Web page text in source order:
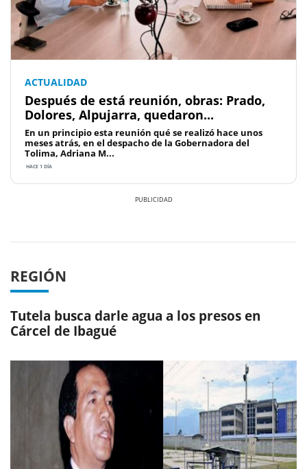
ACTUALIDAD
Después de está reunión, obras: Prado,
Dolores, Alpujarra, quedaron...
En un principio esta reunión qué se realizó hace unos
meses atrás, en el despacho de la Gobernadora del
Tolima, Adriana M...
HACE 1 DÍA
REGIÓN
Tutela busca darle agua a los presos en
Cárcel de Ibagué